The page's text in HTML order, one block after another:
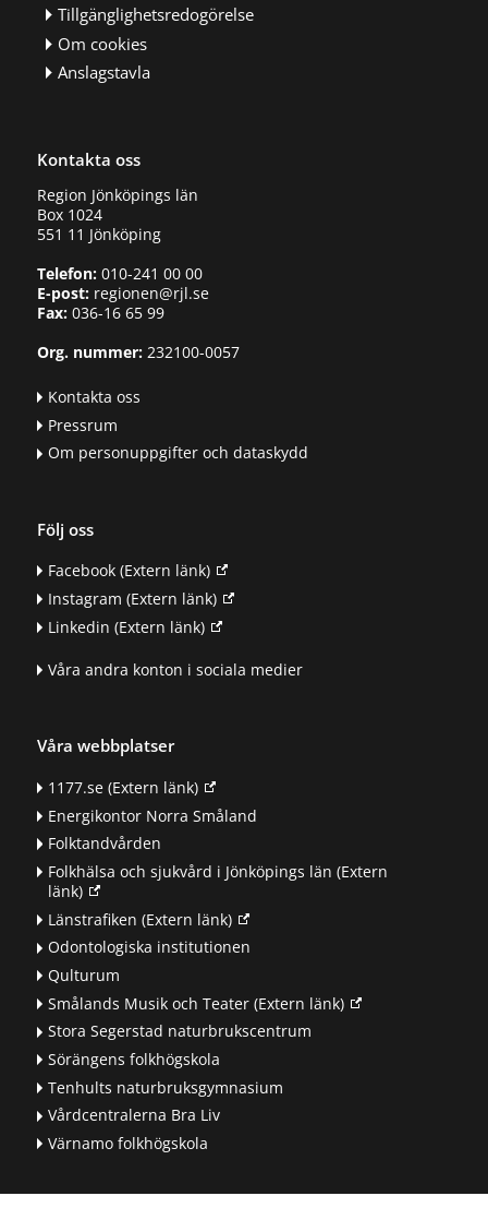
Tillgänglighetsredogörelse
Om cookies
Anslagstavla
Kontakta oss
Region Jönköpings län
Box 1024
551 11 Jönköping
Telefon:010-241 00 00
E-post:regionen@rjl.se
Fax: 036-16 65 99
Org. nummer:232100-0057
Kontakta oss
Pressrum
Om personuppgifter och dataskydd
Följ oss
Facebook(Extern länk)
Instagram (Extern länk)
Linkedin (Extern länk)
Våra andra konton i sociala medier
Våra webbplatser
1177.se(Extern länk)
Energikontor Norra Småland
Folktandvården
Folkhälsa och sjukvård i Jönköpings län (Extern
länk)
Länstrafiken (Extern länk)
Odontologiska institutionen
Qulturum
Smålands Musik och Teater(Extern länk)
Stora Segerstad naturbrukscentrum
Sörängens folkhögskola
Tenhults naturbruksgymnasium
Vårdcentralerna Bra Liv
Värnamo folkhögskola